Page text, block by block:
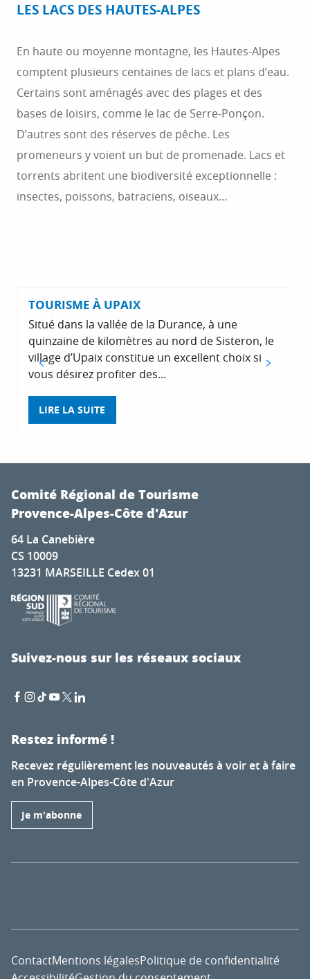
LES LACS DES HAUTES-ALPES
En haute ou moyenne montagne, les Hautes-Alpes
comptent plusieurs centaines de lacs et plans d’eau.
Certains sont aménagés avec des plages et des
bases de loisirs, comme le lac de Serre-Ponçon.
D’autres sont des réserves de pêche. Les
promeneurs y voient un but de promenade. Lacs et
torrents abritent une biodiversité exceptionnelle :
insectes, poissons, batraciens, oiseaux…
TOURISME À UPAIX
Situé dans la vallée de la Durance, à une
quinzaine de kilomètres au nord de Sisteron, le
village d’Upaix constitue un excellent choix si
vous désirez profiter des...
LIRE LA SUITE
Comité Régional de Tourisme
Provence-Alpes-Côte d'Azur
64 La Canebière
CS 10009
13231 MARSEILLE Cedex 01
Suivez-nous sur les réseaux sociaux
Restez informé !
Recevez régulièrement les nouveautés à voir et à faire
en Provence-Alpes-Côte d'Azur
Je m'abonne
ContactMentions légalesPolitique de confidentialité